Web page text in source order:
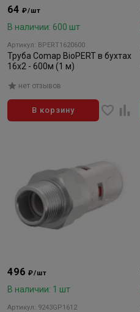
64₽/шт
В наличии: 600 шт
Артикул: BPERT1620600
Труба Comap BioPERT в бухтах
16x2 - 600м (1 м)
нет отзывов
В корзину
496₽/шт
В наличии: 1 шт
Артикул: 9243GP1612